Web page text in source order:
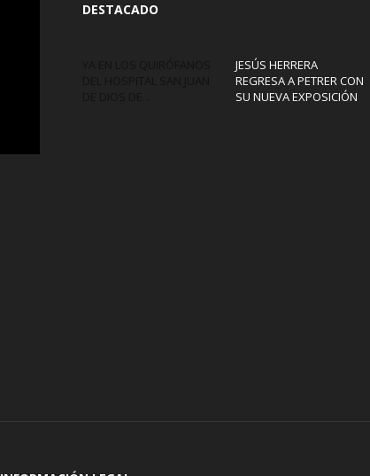
DESTACADO
JESÚS HERRERA
REGRESA A PETRER CON
SU NUEVA EXPOSICIÓN